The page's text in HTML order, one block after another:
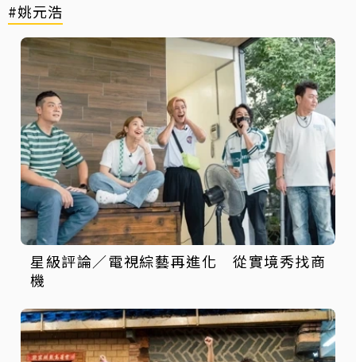
#姚元浩
星級評論／電視綜藝再進化 從實境秀找商
機